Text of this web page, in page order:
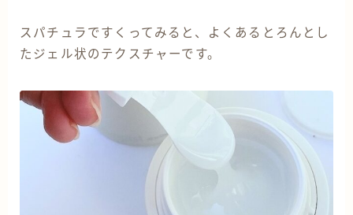
スパチュラですくってみると、よくあるとろんとし
たジェル状のテクスチャーです。